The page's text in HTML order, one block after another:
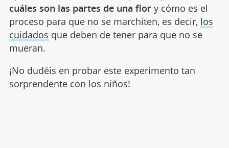
cuáles son las partes de una flory cómo es el
proceso para que no se marchiten, es decir, los
cuidados que deben de tener para que no se
mueran.
¡No dudéis en probar este experimento tan
sorprendente con los niños!